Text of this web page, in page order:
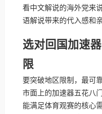
看中文解说的海外党
语解说带来的代入感和
选对回国加速
限
要突破地区限制，最可
市面上的加速器五花八
能满足体育观赛的核心